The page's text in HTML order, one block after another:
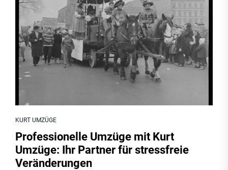
KURT UMZÜGE
Professionelle Umzüge mit Kurt
Umzüge: Ihr Partner für stressfreie
Veränderungen